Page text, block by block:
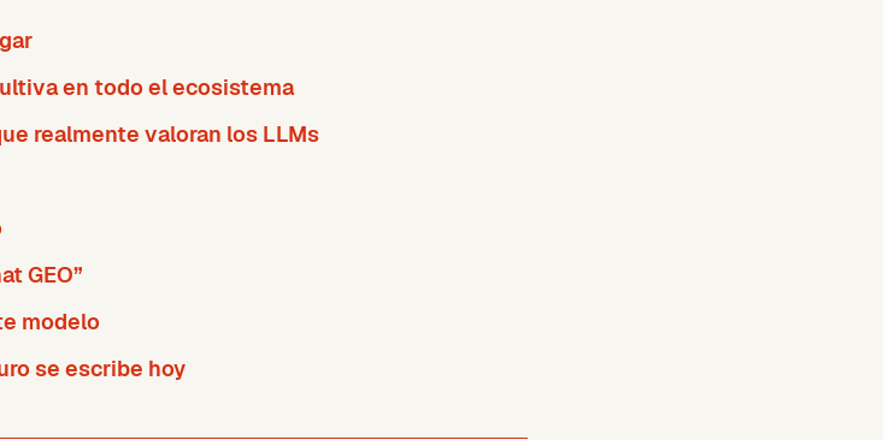
en todo el ecosistema
realmente valoran los LLMs
GEO”
modelo
se escribe hoy